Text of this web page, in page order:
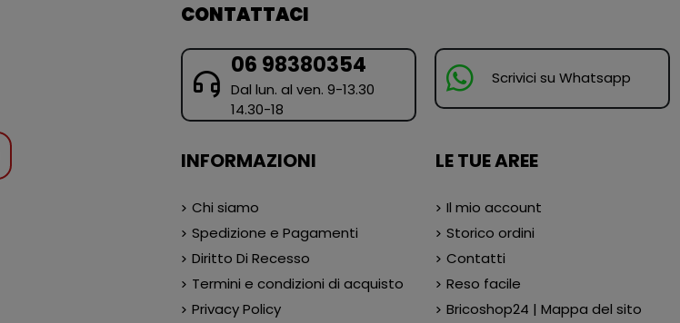
CONTATTACI
06 98380354
Dal lun. al ven. 9-13.30
14.30-18
Scrivici su Whatsapp
INFORMAZIONI
Chi siamo
Spedizione e Pagamenti
Diritto Di Recesso
Termini e condizioni di acquisto
Privacy Policy
LE TUE AREE
Il mio account
Storico ordini
Contatti
Reso facile
Bricoshop24 | Mappa del sito